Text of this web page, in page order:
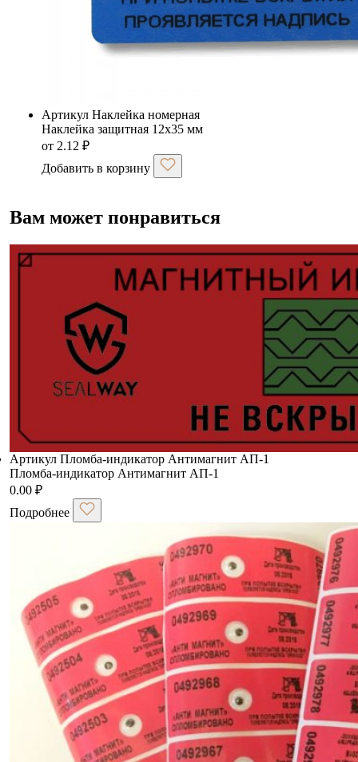
Артикул Наклейка номерная
Наклейка защитная 12х35 мм
от 2.12 ₽
Добавить в корзину
Вам может понравиться
Артикул Пломба-индикатор Антимагнит АП-1
Пломба-индикатор Антимагнит АП-1
0.00 ₽
Подробнее